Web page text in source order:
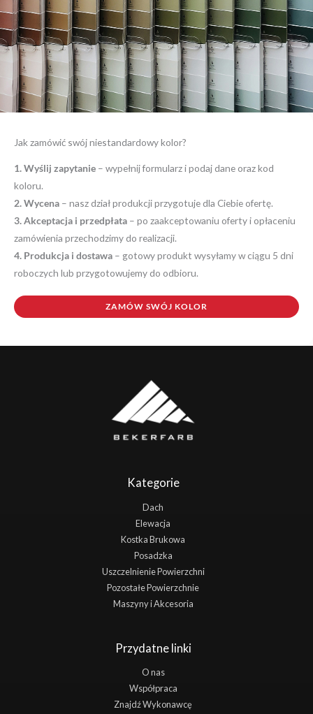
Jak zamówić swój niestandardowy kolor?
1. Wyślij zapytanie – wypełnij formularz i podaj dane oraz kod
koloru.
2. Wycena – nasz dział produkcji przygotuje dla Ciebie ofertę.
3. Akceptacja i przedpłata – po zaakceptowaniu oferty i opłaceniu
zamówienia przechodzimy do realizacji.
4. Produkcja i dostawa – gotowy produkt wysyłamy w ciągu 5 dni
roboczych lub przygotowujemy do odbioru.
ZAMÓW SWÓJ KOLOR
Kategorie
Dach
Elewacja
Kostka Brukowa
Posadzka
Uszczelnienie Powierzchni
Pozostałe Powierzchnie
Maszyny i Akcesoria
Przydatne linki
O nas
Współpraca
Znajdź Wykonawcę